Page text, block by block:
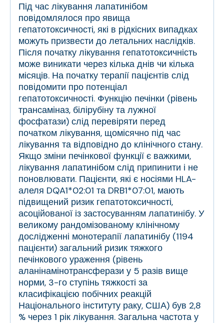
Під час лікування лапатинібом
повідомлялося про явища
гепатотоксичності, які в рідкісних випадках
можуть призвести до летальних наслідків.
Після початку лікування гепатотоксичність
може виникати через кілька днів чи кілька
місяців. На початку терапії пацієнтів слід
повідомити про потенціал
гепатотоксичності. Функцію печінки (рівень
трансаміназ, білірубіну та лужної
фосфатази) слід перевіряти перед
початком лікування, щомісячно під час
лікування та відповідно до клінічного стану.
Якщо зміни печінкової функції є важкими,
лікування лапатинібом слід припинити і не
поновлювати. Пацієнти, які є носіями HLA-
алеля DQA1*02:01 та DRB1*07:01, мають
підвищений ризик гепатотоксичності,
асоційованої із застосуванням лапатинібу. У
великому рандомізованому клінічному
дослідженні монотерапії лапатинібу (1194
пацієнти) загальний ризик тяжкого
печінкового ураження (рівень
аланінамінотрансферази у 5 разів вище
норми, 3-го ступінь тяжкості за
класифікацією побічних реакцій
Національного інституту раку, США) був 2,8
% через 1 рік лікування. Загальна частота у